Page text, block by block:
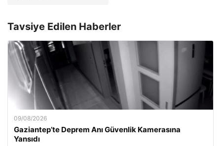
Tavsiye Edilen Haberler
09/08/2026
Gaziantep’te Deprem Anı Güvenlik Kamerasına
Yansıdı